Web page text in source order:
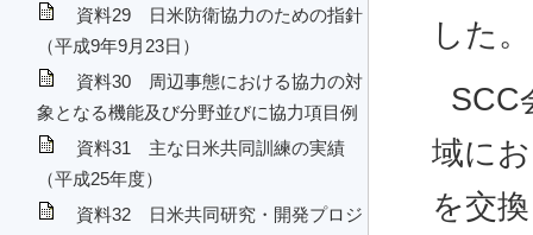
資料29 日米防衛協力のための指針
（平成9年9月23日）
資料30 周辺事態における協力の対
象となる機能及び分野並びに協力項目例
資料31 主な日米共同訓練の実績
（平成25年度）
資料32 日米共同研究・開発プロジ
した。
SCC
域に
を交